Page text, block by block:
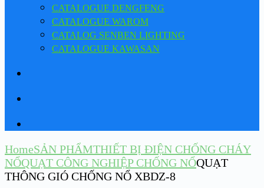
CATALOGUE DENGFENG
CATALOGUE WAROM
CATALOG SENBEN LIGHTING
CATALOGUE KAWASAN
HomeSẢN PHẨMTHIẾT BỊ ĐIỆN CHỐNG CHÁY
NỔQUẠT CÔNG NGHIỆP CHỐNG NỔQUẠT
THÔNG GIÓ CHỐNG NỔ XBDZ-8